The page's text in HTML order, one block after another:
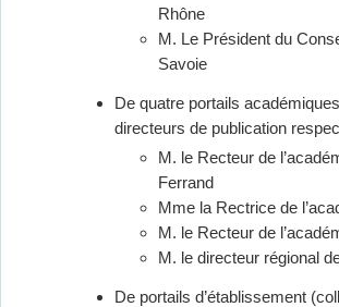
Rhône
M. Le Président du
Savoie
De quatre portails
directeurs de publication
M. le Recteur de
Ferrand
Mme la Rectrice de
M. le Recteur de
M. le directeur régional
De portails d’établissement